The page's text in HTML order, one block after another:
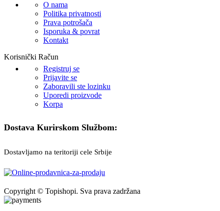
O nama
Politika privatnosti
Prava potrošača
Isporuka & povrat
Kontakt
Korisnički Račun
Registruj se
Prijavite se
Zaboravili ste lozinku
Uporedi proizvode
Korpa
Dostava Kurirskom Službom:
Dostavljamo na teritoriji cele Srbije
Copyright © Topishopi. Sva prava zadržana